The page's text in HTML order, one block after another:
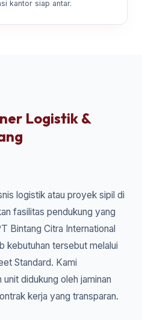
kantor siap antar.
Logistik &
logistik atau proyek sipil di
fasilitas pendukung yang
Bintang Citra International
kebutuhan tersebut melalui
Standard. Kami
didukung oleh jaminan
kerja yang transparan.